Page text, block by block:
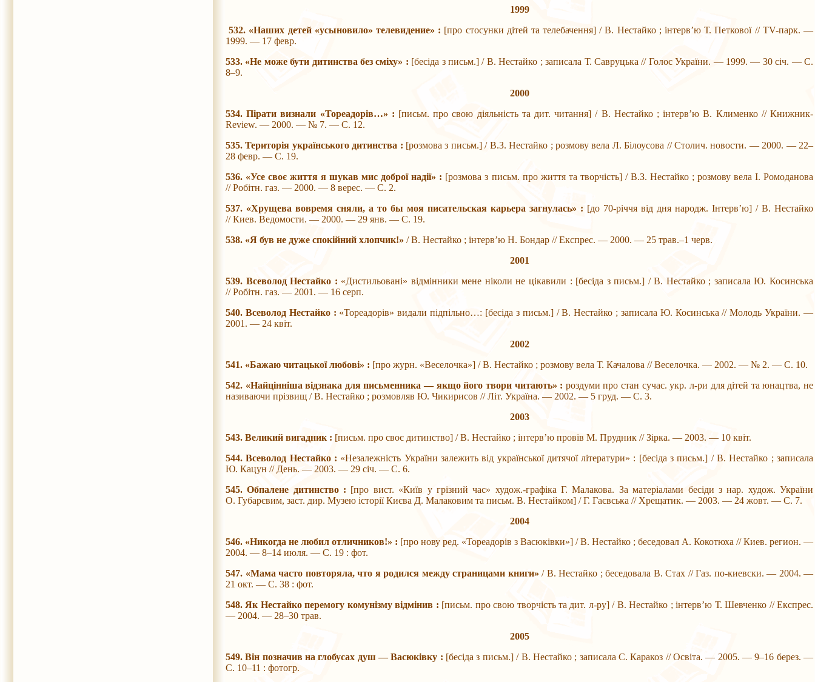
1999
532. «Наших детей «усыновило» телевидение» : [про стосунки дітей та телебачення] / В. Нестайко ; інтерв’ю Т. Петкової // TV-парк. —
1999. — 17 февр.
533. «Не може бути дитинства без сміху» : [бесіда з письм.] / В. Нестайко ; записала Т. Савруцька // Голос України. — 1999. — 30 січ. — С.
8–9.
2000
534. Пірати визнали «Тореадорів…» : [письм. про свою діяльність та дит. читання] / В. Нестайко ; інтерв’ю В. Клименко // Книжник-
Review. — 2000. — № 7. — С. 12.
535. Територія українського дитинства : [розмова з письм.] / В.З. Нестайко ; розмову вела Л. Білоусова // Столич. новости. — 2000. — 22–
28 февр. — С. 19.
536. «Усе своє життя я шукав мис доброї надії» : [розмова з письм. про життя та творчість] / В.З. Нестайко ; розмову вела І. Ромоданова
// Робітн. газ. — 2000. — 8 верес. — С. 2.
537. «Хрущева вовремя сняли, а то бы моя писательская карьера загнулась» : [до 70-річчя від дня народж. Інтерв’ю] / В. Нестайко
// Киев. Ведомости. — 2000. — 29 янв. — С. 19.
538. «Я був не дуже спокійний хлопчик!» / В. Нестайко ; інтерв’ю Н. Бондар // Експрес. — 2000. — 25 трав.–1 черв.
2001
539. Всеволод Нестайко : «Дистильовані» відмінники мене ніколи не цікавили : [бесіда з письм.] / В. Нестайко ; записала Ю. Косинська
// Робітн. газ. — 2001. — 16 серп.
540. Всеволод Нестайко : «Тореадорів» видали підпільно…: [бесіда з письм.] / В. Нестайко ; записала Ю. Косинська // Молодь України. —
2001. — 24 квіт.
2002
541. «Бажаю читацької любові» : [про журн. «Веселочка»] / В. Нестайко ; розмову вела Т. Качалова // Веселочка. — 2002. — № 2. — С. 10.
542. «Найцінніша відзнака для письменника — якщо його твори читають» : роздуми про стан сучас. укр. л-ри для дітей та юнацтва, не
називаючи прізвищ / В. Нестайко ; розмовляв Ю. Чикирисов // Літ. Україна. — 2002. — 5 груд. — С. 3.
2003
543. Великий вигадник : [письм. про своє дитинство] / В. Нестайко ; інтерв’ю провів М. Прудник // Зірка. — 2003. — 10 квіт.
544. Всеволод Нестайко : «Незалежність України залежить від української дитячої літератури» : [бесіда з письм.] / В. Нестайко ; записала
Ю. Кацун // День. — 2003. — 29 січ. — С. 6.
545. Обпалене дитинство : [про вист. «Київ у грізний час» худож.-графіка Г. Малакова. За матеріалами бесіди з нар. худож. України
О. Губарєвим, заст. дир. Музею історії Києва Д. Малаковим та письм. В. Нестайком] / Г. Гаєвська // Хрещатик. — 2003. — 24 жовт. — С. 7.
2004
546. «Никогда не любил отличников!» : [про нову ред. «Тореадорів з Васюківки»] / В. Нестайко ; беседовал А. Кокотюха // Киев. регион. —
2004. — 8–14 июля. — С. 19 : фот.
547. «Мама часто повторяла, что я родился между страницами книги» / В. Нестайко ; беседовала В. Стах // Газ. по-киевски. — 2004. —
21 окт. — С. 38 : фот.
548. Як Нестайко перемогу комунізму відмінив : [письм. про свою творчість та дит. л-ру] / В. Нестайко ; інтерв’ю Т. Шевченко // Експрес.
— 2004. — 28–30 трав.
2005
549. Він позначив на глобусах душ — Васюківку : [бесіда з письм.] / В. Нестайко ; записала С. Каракоз // Освіта. — 2005. — 9–16 берез. —
С. 10–11 : фотогр.